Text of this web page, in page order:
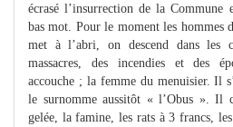
écrasé l’insurrection de la
bas mot. Pour le moment les hommes
met à l’abri, on descend dans les
massacres, des incendies et des
accouche ; la femme du menuisier. Il
le surnomme aussitôt « l’Obus ». Il
gelée, la famine, les rats à 3 francs,